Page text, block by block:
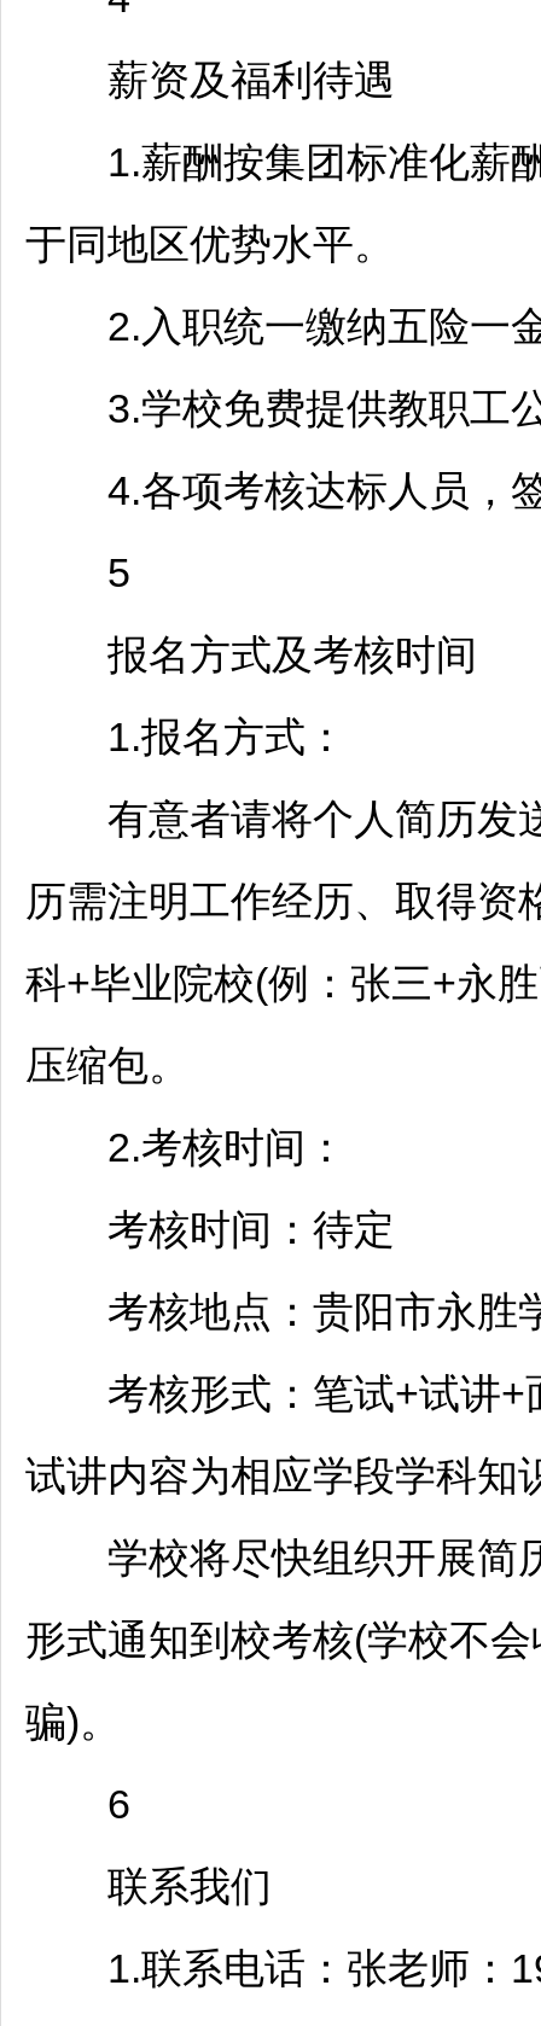
薪资及福利待遇
1.薪酬按集团标准化薪酬
于同地区优势水平。
2.入职统一缴纳五险一
3.学校免费提供教职工
4.各项考核达标人员，
5
报名方式及考核时间
1.报名方式：
有意者请将个人简历发
历需注明工作经历、取得
科+毕业院校(例：张三+永
压缩包。
2.考核时间：
考核时间：待定
考核地点： 贵阳市永胜
考核形式：笔试+试讲+
试讲内容为相应学段学科知
学校将尽快组织开展简
形式通知到校考核(学校不
骗)。
6
联系我们
1.联系电话：张老师：